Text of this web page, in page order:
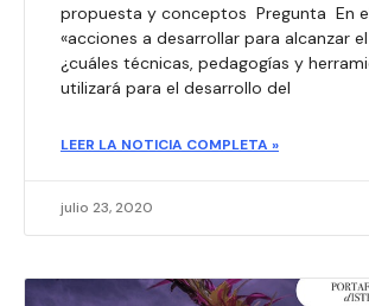
propuesta y conceptos Pregunta En
«acciones a desarrollar para alcanzar
¿cuáles técnicas, pedagogías y
utilizará para el desarrollo del
LEER LA NOTICIA COMPLETA »
julio 23, 2020